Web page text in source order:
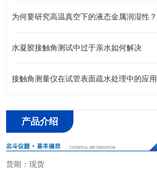
为何要研究高温真空下的液态金属润湿性？
水凝胶接触角测试中过于亲水如何解决
接触角测量仪在试管表面疏水处理中的应用
产品介绍
货期：现货